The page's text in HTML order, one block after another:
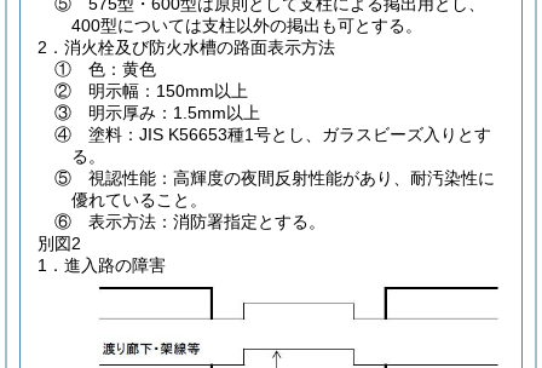
400型については支柱以外の掲出も可とする。
2．消火栓及び防火水槽の路面表示方法
① 色：黄色
② 明示幅：150mm以上
③ 明示厚み：1.5mm以上
④ 塗料：JIS K56653種1号とし、ガラスビーズ入りとす
る。
⑤ 視認性能：高輝度の夜間反射性能があり、耐汚染性に
優れていること。
⑥ 表示方法：消防署指定とする。
別図2
1．進入路の障害